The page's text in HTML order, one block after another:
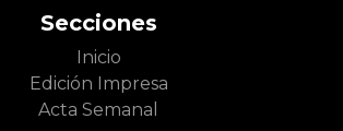
Secciones
Inicio
Edición Impresa
Acta Semanal